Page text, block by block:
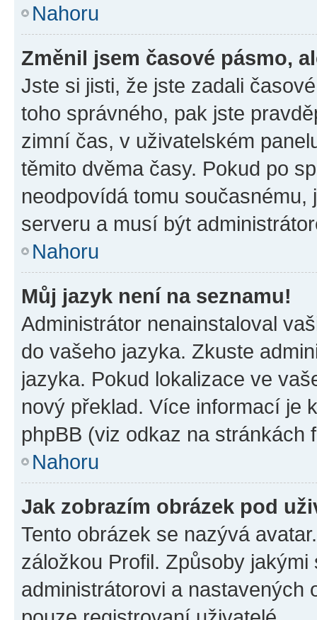
Nahoru
Změnil jsem časové pásmo,
Jste si jisti, že jste zadali
toho správného, pak jste
zimní čas, v uživatelském
těmito dvěma časy. Pokud po
neodpovídá tomu
serveru a musí být
Nahoru
Můj jazyk není na seznamu!
Administrátor nenainstaloval
do vašeho jazyka. Zkuste
jazyka. Pokud lokalizace ve
nový překlad. Více informací je
phpBB (viz odkaz na stránkách
Nahoru
Jak zobrazím obrázek pod
Tento obrázek se nazývá
záložkou Profil. Způsoby
administrátorovi a nastavených